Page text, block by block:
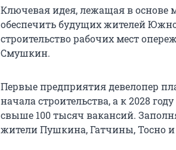
Ключевая идея, лежащая в основе
обеспечить будущих жителей
строительство рабочих мест
Смушкин.
Первые предприятия девелопер
начала строительства, а к 2028
свыше 100 тысяч вакансий.
жители Пушкина, Гатчины, Тосно и